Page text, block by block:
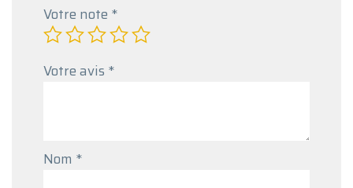
Votre note *
Votre avis *
Nom *